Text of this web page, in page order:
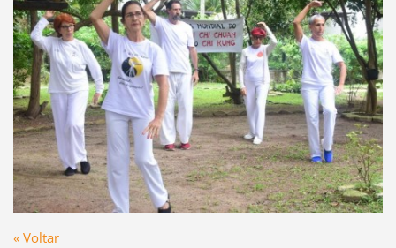
« Voltar